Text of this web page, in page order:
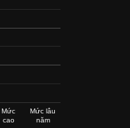
Mức
cao
Mức lâu
năm